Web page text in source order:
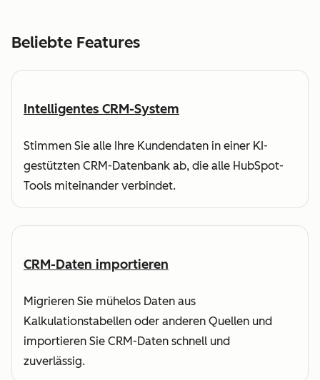
Beliebte Features
Intelligentes CRM-System
Stimmen Sie alle Ihre Kundendaten in einer KI-
gestützten CRM-Datenbank ab, die alle HubSpot-
Tools miteinander verbindet.
CRM-Daten importieren
Migrieren Sie mühelos Daten aus
Kalkulationstabellen oder anderen Quellen und
importieren Sie CRM-Daten schnell und
zuverlässig.